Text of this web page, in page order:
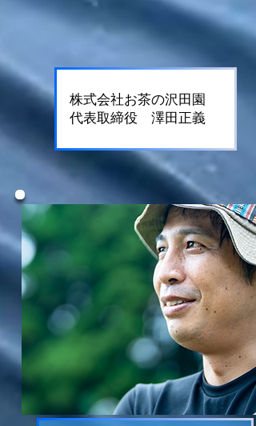
株式会社お茶の沢田園
​代表取締役 澤田正義